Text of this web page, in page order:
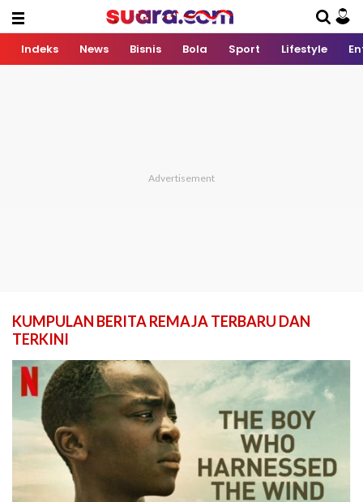
Indeks News Bisnis Bola Sport Lifestyle
KUMPULAN BERITA REMAJA TERBARU DAN
TERKINI